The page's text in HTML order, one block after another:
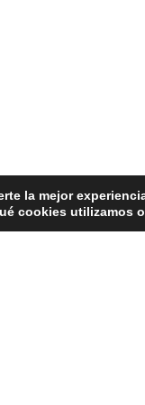
la mejor
cookies utilizamos